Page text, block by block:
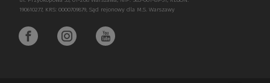
190610277, KRS: 0000709879, Sąd rejonowy dla M.S. Warszawy